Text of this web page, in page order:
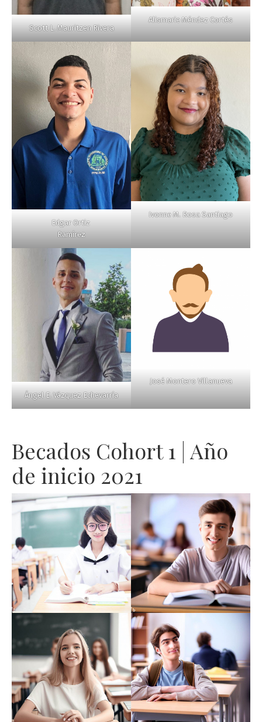
Scott L. Mauritzen Rivera
Alismarie Méndez Cortés
Edgar Ortiz
Ramírez
Ivonne M. Rosa Santiago
Ángel E. Vázquez Echevarría
José Montero Villanueva
Becados Cohort 1 | Año
de inicio 2021